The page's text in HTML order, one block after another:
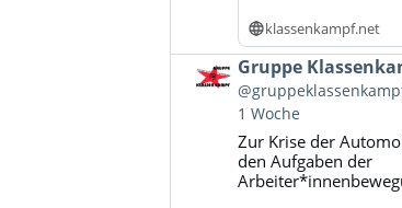
klassenkampf.net
Beitrag
von
Gruppe
Klassenkampf
Bluesky
Gruppe
1 Woche
Zur Krise der
den Aufgaben der